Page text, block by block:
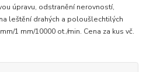
úpravu, odstranění nerovností,
leštění drahých a poloušlechtilých
1 mm/10000 ot./min. Cena za kus vč.